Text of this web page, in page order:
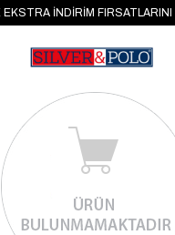
İNDİRİM FIRSATLARINI